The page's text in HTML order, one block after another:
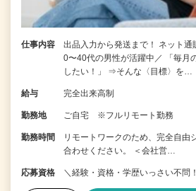
仕事内容
出品入力から発送まで！ ネット
0〜40代の男性が活躍中／ 「毎月
したい！」 ⇒そんな〈目標〉を…
給与 完全出来高制
勤務地 ご自宅 ※フルリモート勤務
勤務時間
リモートワークのため、完全自由
合わせください。 ＜会社営…
応募資格 ＼経験・資格・学歴いっさい不問